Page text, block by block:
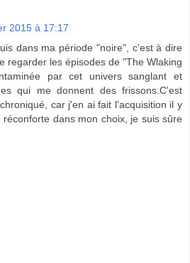
2015 à 17:17
dans ma période "noire", c'est à dire
regarder les épisodes de "The Wlaking
par cet univers sanglant et
qui me donnent des frissons.C'est
car j'en ai fait l'acquisition il y
réconforte dans mon choix, je suis sûre